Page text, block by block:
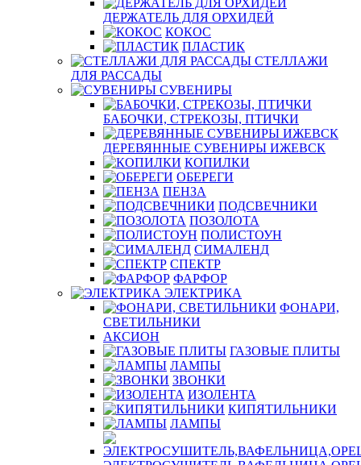
ДЕРЖАТЕЛЬ ДЛЯ ОРХИДЕЙ
КОКОС
ПЛАСТИК
СТЕЛЛАЖИ
ДЛЯ РАССАДЫ
СУВЕНИРЫ
БАБОЧКИ, СТРЕКОЗЫ, ПТИЧКИ
ДЕРЕВЯННЫЕ СУВЕНИРЫ ИЖЕВСК
КОПИЛКИ
ОБЕРЕГИ
ПЕНЗА
ПОДСВЕЧНИКИ
ПОЗОЛОТА
ПОЛИСТОУН
СИМАЛЕНД
СПЕКТР
ФАРФОР
ЭЛЕКТРИКА
ФОНАРИ,
СВЕТИЛЬНИКИ
АКСИОН
ГАЗОВЫЕ ПЛИТЫ
ЛАМПЫ
ЗВОНКИ
ИЗОЛЕНТА
КИПЯТИЛЬНИКИ
ЛАМПЫ